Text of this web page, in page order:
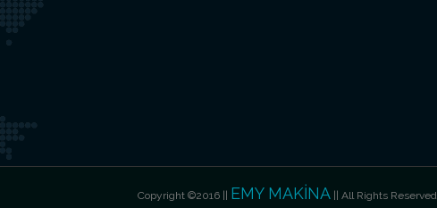
Copyright ©2016 || EMY MAKİNA|| All Rights Reserved